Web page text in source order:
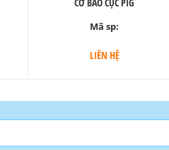
CỜ BÁO CỤC PIG
Mã sp:
LIÊN HỆ